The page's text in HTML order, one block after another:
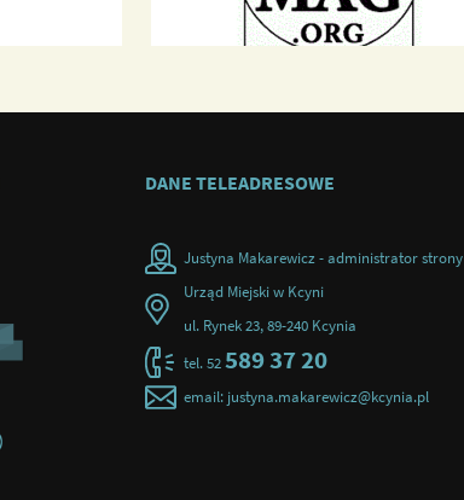
DANE TELEADRESOWE
Justyna Makarewicz - administrator strony
Urząd Miejski w Kcyni
ul. Rynek 23, 89-240 Kcynia
tel. 52 589 37 20
email: justyna.makarewicz@kcynia.pl